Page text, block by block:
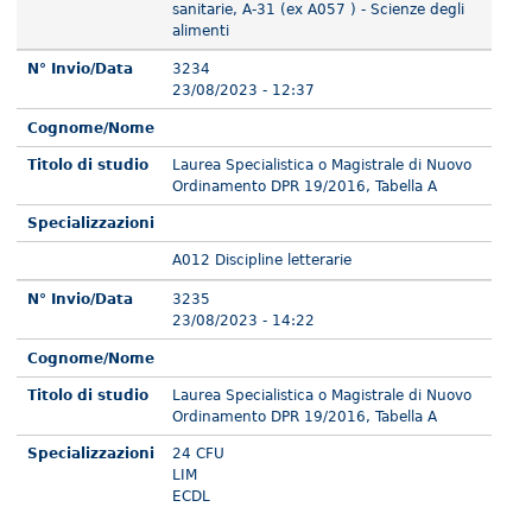
sanitarie, A-31 (ex A057 ) - Scienze degli
alimenti
N° Invio/Data
3234
23/08/2023 - 12:37
Cognome/Nome
Titolo di studio
Laurea Specialistica o Magistrale di Nuovo
Ordinamento DPR 19/2016, Tabella A
Specializzazioni
A012 Discipline letterarie
N° Invio/Data
3235
23/08/2023 - 14:22
Cognome/Nome
Titolo di studio
Laurea Specialistica o Magistrale di Nuovo
Ordinamento DPR 19/2016, Tabella A
Specializzazioni
24 CFU
LIM
ECDL